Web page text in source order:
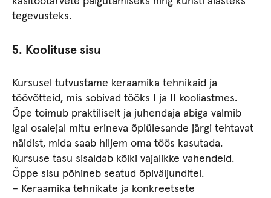
tegevusteks.
5. Koolituse sisu
Kursusel tutvustame keraamika tehnikaid ja
töövõtteid, mis sobivad tööks I ja II kooliastmes.
Õpe toimub praktiliselt ja juhendaja abiga valmib
igal osalejal mitu erineva õpiülesande järgi tehtavat
näidist, mida saab hiljem oma töös kasutada.
Kursuse tasu sisaldab kõiki vajalikke vahendeid.
Õppe sisu põhineb seatud õpiväljunditel.
– Keraamika tehnikate ja konkreetsete